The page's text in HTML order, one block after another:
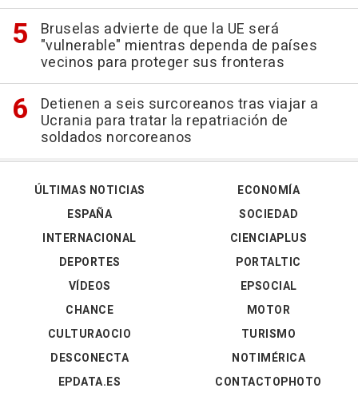
Bruselas advierte de que la UE será
"vulnerable" mientras dependa de países
vecinos para proteger sus fronteras
Detienen a seis surcoreanos tras viajar a
Ucrania para tratar la repatriación de
soldados norcoreanos
ÚLTIMAS NOTICIAS
ESPAÑA
INTERNACIONAL
DEPORTES
VÍDEOS
ECONOMÍA
SOCIEDAD
CIENCIAPLUS
PORTALTIC
EPSOCIAL
CHANCE
CULTURAOCIO
DESCONECTA
EPDATA.ES
MOTOR
TURISMO
NOTIMÉRICA
CONTACTOPHOTO